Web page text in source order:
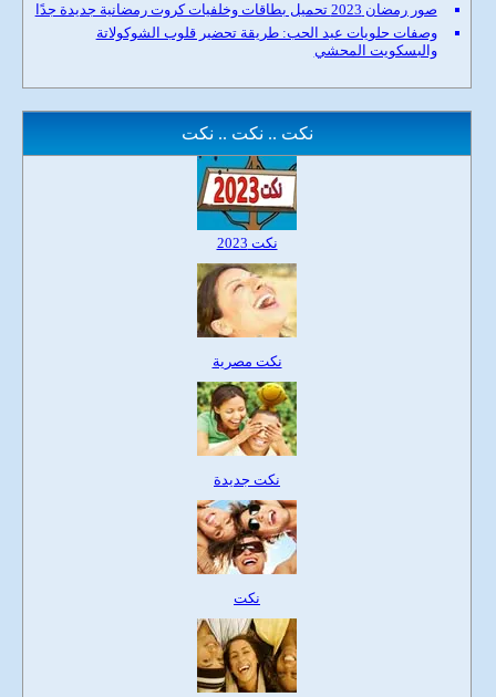
صور رمضان 2023 تحميل بطاقات وخلفيات كروت رمضانية جديدة جدًا
وصفات حلويات عيد الحب: طريقة تحضير قلوب الشوكولاتة
والبسكويت المحشي
نكت .. نكت .. نكت
نكت 2023
نكت مصرية
نكت جديدة
نكت